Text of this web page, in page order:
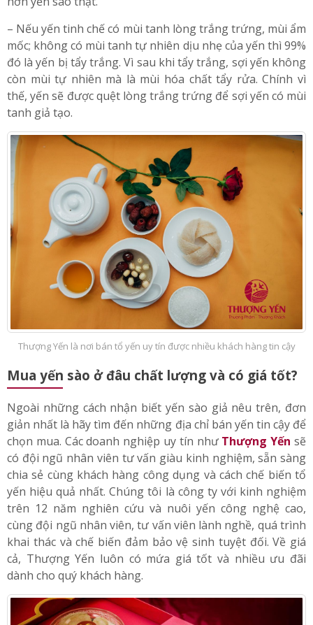
mùi khó chịu; khi đốt cháy sẽ vón cục. Yến giả có hàm
lượng đạm thấp, song hàm lượng Na và chất khoáng cao
hơn yến sào thật.
– Nếu yến tinh chế có mùi tanh lòng trắng trứng, mùi ẩm
mốc; không có mùi tanh tự nhiên dịu nhẹ của yến thì 99%
đó là yến bị tẩy trắng. Vì sau khi tẩy trắng, sợi yến không
còn mùi tự nhiên mà là mùi hóa chất tẩy rửa. Chính vì
thế, yến sẽ được quệt lòng trắng trứng để sợi yến có mùi
tanh giả tạo.
Thượng Yến là nơi bán tổ yến uy tín được nhiều khách hàng tin cậy
Mua yến sào ở đâu chất lượng và có giá tốt?
Ngoài những cách nhận biết yến sào giả nêu trên, đơn
giản nhất là hãy tìm đến những địa chỉ bán yến tin cậy để
chọn mua. Các doanh nghiệp uy tín nhưThượng Yến sẽ
có đội ngũ nhân viên tư vấn giàu kinh nghiệm, sẵn sàng
chia sẻ cùng khách hàng công dụng và cách chế biến tổ
yến hiệu quả nhất. Chúng tôi là công ty với kinh nghiệm
trên 12 năm nghiên cứu và nuôi yến công nghệ cao,
cùng đội ngũ nhân viên, tư vấn viên lành nghề, quá trình
khai thác và chế biến đảm bảo vệ sinh tuyệt đối. Về giá
cả, Thượng Yến luôn có mứa giá tốt và nhiều ưu đãi
dành cho quý khách hàng.